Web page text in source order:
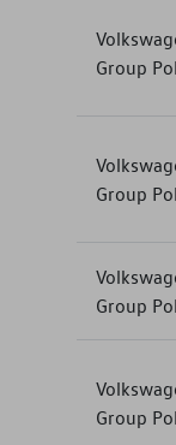
Group
Group
Group
Group